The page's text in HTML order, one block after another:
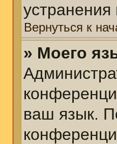
Вернуться к
» Моего
ваш язык.